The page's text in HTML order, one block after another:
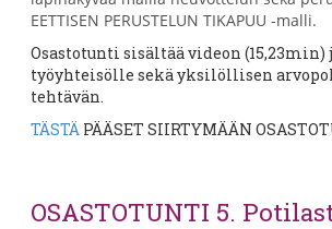
EETTISEN PERUSTELUN TIKAPUU -malli.
Osastotunti sisältää videon (15,23min)
työyhteisölle sekä yksilöllisen
tehtävän.
TÄSTÄ PÄÄSET SIIRTYMÄÄN
OSASTOTUNTI 5.